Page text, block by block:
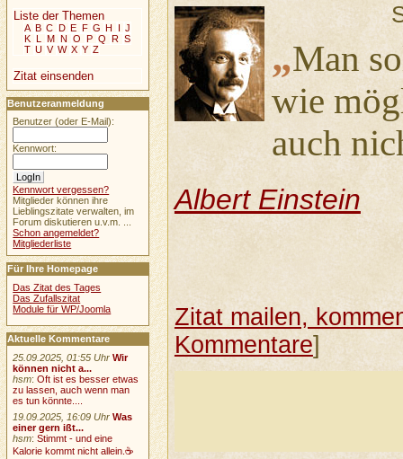
„Man
wie
auch
Albert Einstein
Zitat mailen,
Kommentare]
Liste der Themen
A B C D E F G H I J
K L M N O P Q R S
T U V W X Y Z
Zitat einsenden
Benutzeranmeldung
Benutzer (oder E-Mail):
Kennwort:
Kennwort vergessen?
Mitglieder können ihre
Lieblingszitate verwalten, im
Forum diskutieren u.v.m. ...
Schon angemeldet?
Mitgliederliste
Für Ihre Homepage
Das Zitat des Tages
Das Zufallszitat
Module für WP/Joomla
Aktuelle Kommentare
25.09.2025, 01:55 Uhr Wir
können nicht a...
hsm:Oft ist es besser etwas
zu lassen, auch wenn man
es tun könnte....
19.09.2025, 16:09 Uhr Was
einer gern ißt...
hsm:Stimmt - und eine
Kalorie kommt nicht allein.☕